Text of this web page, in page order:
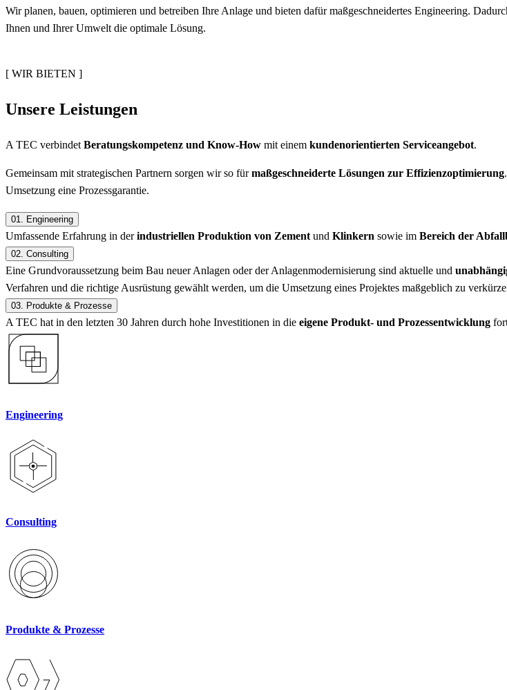
Wir planen, bauen, optimieren und betreiben Ihre Anlage und bieten dafür maßgeschneidertes Engineering.
Ihnen und Ihrer Umwelt die optimale Lösung.
[ WIR BIETEN ]
Unsere Leistungen
A TEC verbindet Beratungskompetenz und Know-How mit einem kundenorientierten Serviceangebot.
Gemeinsam mit strategischen Partnern sorgen wir so fürmaßgeschneiderte Lösungen zur Effizienzoptimierung
Umsetzung eine Prozessgarantie.
01. Engineering
Umfassende Erfahrung in derindustriellen Produktion von Zement und Klinkern sowie im Bereich der
02. Consulting
Eine Grundvoraussetzung beim Bau neuer Anlagen oder der Anlagenmodernisierung sind aktuelle und
Verfahren und die richtige Ausrüstung gewählt werden, um die Umsetzung eines Projektes maßgeblich zu
03. Produkte & Prozesse
A TEC hat in den letzten 30 Jahren durch hohe Investitionen in die eigene Produkt- und Prozessentwicklung
Engineering
Consulting
Produkte & Prozesse